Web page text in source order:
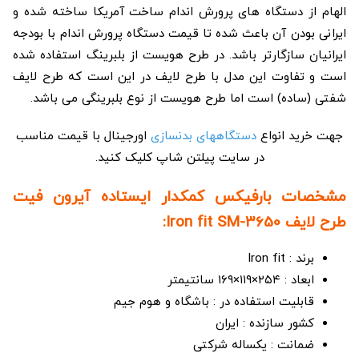
الهام از دستگاه‌ های پرورش اندام ساخت آمریکا ساخته شده و
ایرانی بودن آن باعث شده تا قیمت دستگاه پرورش اندام با بودجه
ایرانیان سازگار‌تر باشد. در طرح هویست از بلبرینگ استفاده شده
است و تفاوت این مدل با طرح لایف در این است که طرح لایف
شفتی (ساده) است اما طرح هویست از نوع بلبرینگی می باشد.
جهت خرید انواع دستگاههای بدنسازی اورجینال با قیمت مناسب
در سایت پیلتن شاپ کلیک کنید.
مشخصات بارفیکس کمکدار ایستاده آیرون فیت
طرح لایف Iron fit SM-3650:
برند : Iron fit
ابعاد : ۲۵۴×۱۱۹×۱۶۹ سانتیمتر
قابلیت استفاده در : باشگاه و هوم جیم
کشور سازنده : ایران
ضمانت : یکساله شرکتی